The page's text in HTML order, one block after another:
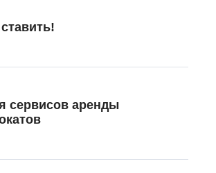
сервисов аренды